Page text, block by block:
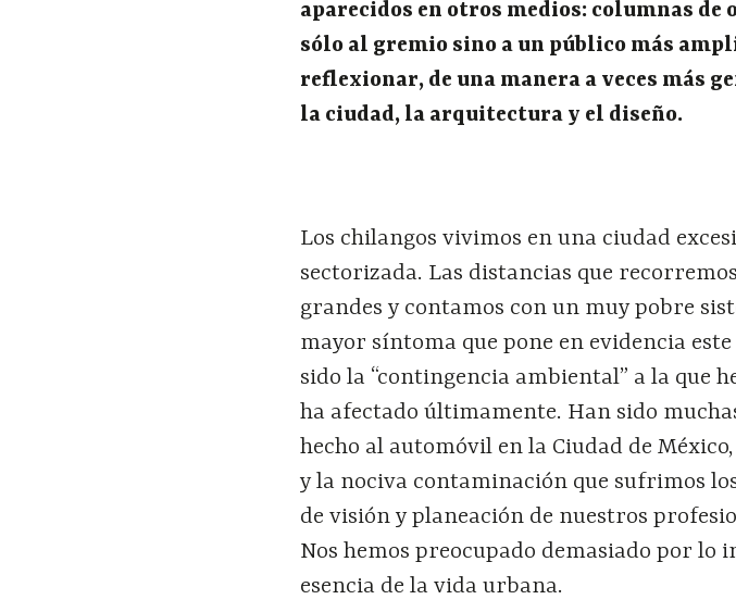
aparecidos en otros medios: columnas
sólo al gremio sino a un público más
reflexionar, de una manera a veces más
la ciudad, la arquitectura y el diseño.
Los chilangos vivimos en una ciudad
sectorizada. Las distancias que
grandes y contamos con un muy pobre
mayor síntoma que pone en evidencia
sido la “contingencia ambiental” a la que
ha afectado últimamente. Han sido
hecho al automóvil en la Ciudad de
y la nociva contaminación que sufrimos
de visión y planeación de nuestros
Nos hemos preocupado demasiado por lo
esencia de la vida urbana.